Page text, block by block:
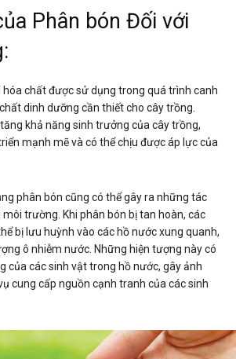
Phân bón Đối với
hóa chất được sử dụng trong quá trình canh
dinh dưỡng cần thiết cho cây trồng.
khả năng sinh trưởng của cây trồng,
mạnh mẽ và có thể chịu được áp lực của
phân bón cũng có thể gây ra những tác
trường. Khi phân bón bị tan hoàn, các
bị lưu huỳnh vào các hồ nước xung quanh,
ô nhiễm nước. Những hiện tượng này có
của các sinh vật trong hồ nước, gây ảnh
cung cấp nguồn cạnh tranh của các sinh